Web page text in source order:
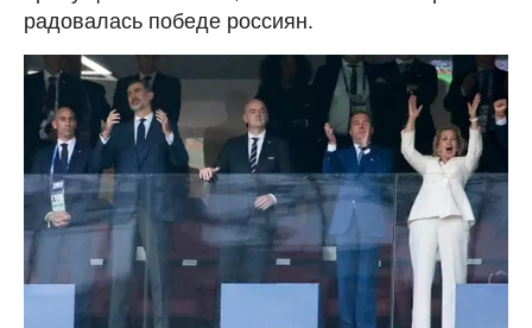
радовалась победе россиян.